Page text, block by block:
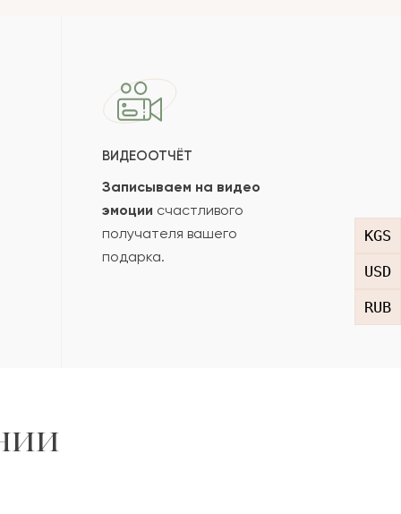
KGS
USD
RUB
ВИДЕООТЧЁТ
Записываем на видео
эмоции счастливого
получателя вашего
подарка.